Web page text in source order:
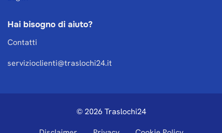
Hai bisogno di aiuto?
Contatti
servizioclienti@traslochi24.it
© 2026 Traslochi24